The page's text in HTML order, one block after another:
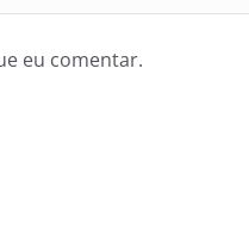
eu comentar.